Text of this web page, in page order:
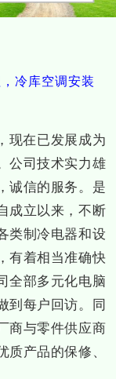
冷库空调安装
现在已发展成为
公司技术实力雄
诚信的服务。是
成立以来，不断
类制冷电器和设
有着相当准确快
全部多元化电脑
到每户回访。同
商与零件供应商
产品的保修、